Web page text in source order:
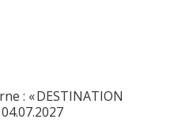
: « DESTINATION